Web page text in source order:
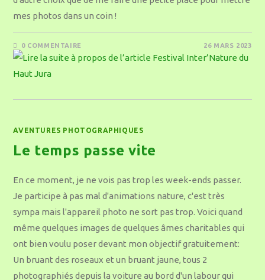
mes photos dans un coin !
0 COMMENTAIRE 26 MARS 2023
AVENTURES PHOTOGRAPHIQUES
Le temps passe vite
En ce moment, je ne vois pas trop les week-ends passer.
Je participe à pas mal d'animations nature, c'est très
sympa mais l'appareil photo ne sort pas trop. Voici quand
même quelques images de quelques âmes charitables qui
ont bien voulu poser devant mon objectif gratuitement:
Un bruant des roseaux et un bruant jaune, tous 2
photographiés depuis la voiture au bord d'un labour qui